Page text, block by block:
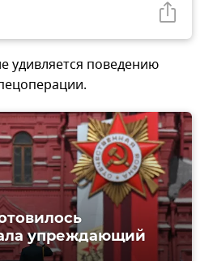
удивляется поведению
упреждающий